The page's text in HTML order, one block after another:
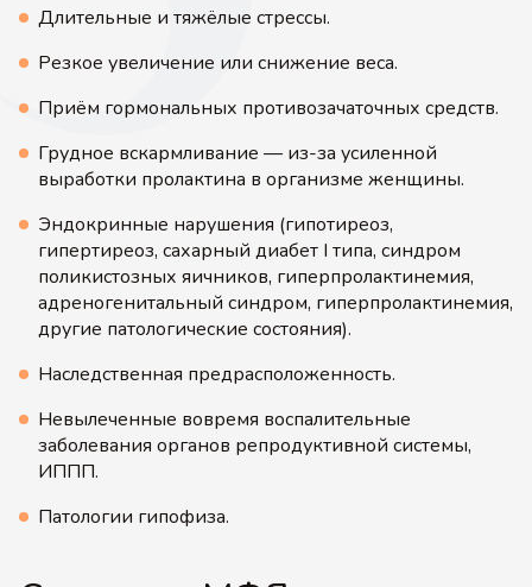
Длительные и тяжёлые стрессы.
Резкое увеличение или снижение веса.
Приём гормональных противозачаточных средств.
Грудное вскармливание — из-за усиленной
выработки пролактина в организме женщины.
Эндокринные нарушения (гипотиреоз,
гипертиреоз, сахарный диабет I типа, синдром
поликистозных яичников, гиперпролактинемия,
адреногенитальный синдром, гиперпролактинемия,
другие патологические состояния).
Наследственная предрасположенность.
Невылеченные вовремя воспалительные
заболевания органов репродуктивной системы,
ИППП.
Патологии гипофиза.